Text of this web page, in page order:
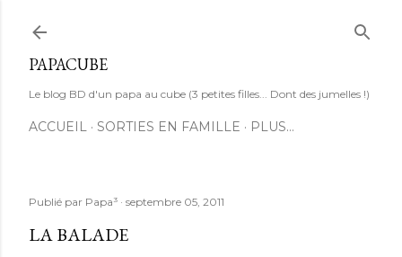
PAPACUBE
Le blog BD d'un papa au cube (3 petites filles... Dont des jumelles !)
ACCUEIL SORTIES EN FAMILLE PLUS…
Publié par Papa³ septembre 05, 2011
LA BALADE